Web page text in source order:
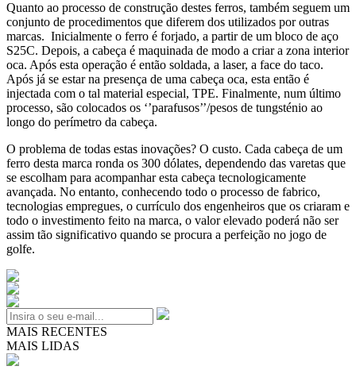
Quanto ao processo de construção destes ferros, também seguem um
conjunto de procedimentos que diferem dos utilizados por outras
marcas. Inicialmente o ferro é forjado, a partir de um bloco de aço
S25C. Depois, a cabeça é maquinada de modo a criar a zona interior
oca. Após esta operação é então soldada, a laser, a face do taco.
Após já se estar na presença de uma cabeça oca, esta então é
injectada com o tal material especial, TPE. Finalmente, num último
processo, são colocados os ‘’parafusos’’/pesos de tungsténio ao
longo do perímetro da cabeça.
O problema de todas estas inovações? O custo. Cada cabeça de um
ferro desta marca ronda os 300 dólates, dependendo das varetas que
se escolham para acompanhar esta cabeça tecnologicamente
avançada. No entanto, conhecendo todo o processo de fabrico,
tecnologias empregues, o currículo dos engenheiros que os criaram e
todo o investimento feito na marca, o valor elevado poderá não ser
assim tão significativo quando se procura a perfeição no jogo de
golfe.
MAIS RECENTES
MAIS LIDAS